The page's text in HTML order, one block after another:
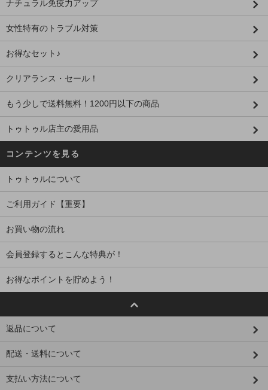
ナチュラル免疫力アップ
女性特有のトラブル対策
お得なセット♪
クリアランス・セール！
もう少しで送料無料！1200円以下の商品
トゥトゥル店主の愛用品
コンテンツを見る
トゥトゥルについて
ご利用ガイド【重要】
お買い物の流れ
会員登録するとこんな特典が！
お得なポイントを貯めよう！
返品について
配送・送料について
支払い方法について